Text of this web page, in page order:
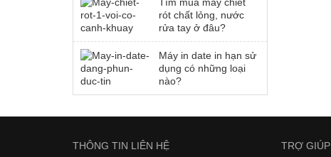
rót chất lỏng, nước
rửa tay ở đâu?
Máy in date in hạn sử
dụng có những loại
nào?
THÔNG TIN LIÊN HỆ
TRỢ GIÚP